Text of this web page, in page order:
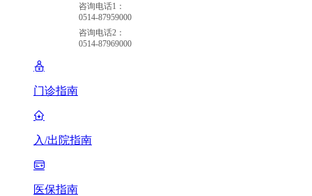
咨询电话1：
0514-87959000
咨询电话2：
0514-87969000
门诊指南
入/出院指南
医保指南